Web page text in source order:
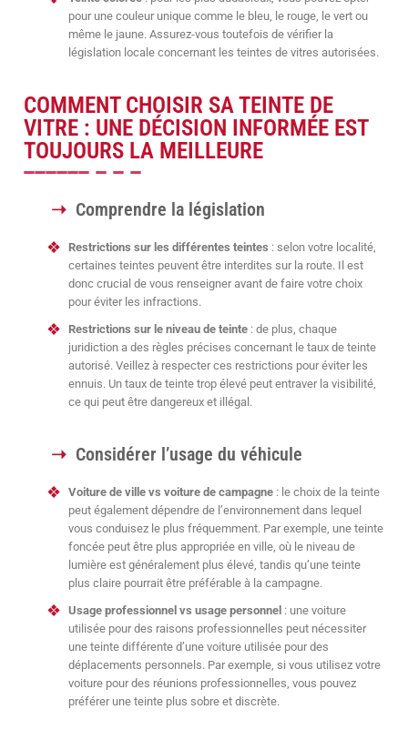
pour une couleur unique comme le bleu, le rouge, le vert ou
même le jaune. Assurez-vous toutefois de vérifier la
législation locale concernant les teintes de vitres autorisées.
COMMENT CHOISIR SA TEINTE DE
VITRE : UNE DÉCISION INFORMÉE EST
TOUJOURS LA MEILLEURE
Comprendre la législation
Restrictions sur les différentes teintes : selon votre localité,
certaines teintes peuvent être interdites sur la route. Il est
donc crucial de vous renseigner avant de faire votre choix
pour éviter les infractions.
Restrictions sur le niveau de teinte : de plus, chaque
juridiction a des règles précises concernant le taux de teinte
autorisé. Veillez à respecter ces restrictions pour éviter les
ennuis. Un taux de teinte trop élevé peut entraver la visibilité,
ce qui peut être dangereux et illégal.
Considérer l’usage du véhicule
Voiture de ville vs voiture de campagne : le choix de la teinte
peut également dépendre de l’environnement dans lequel
vous conduisez le plus fréquemment. Par exemple, une teinte
foncée peut être plus appropriée en ville, où le niveau de
lumière est généralement plus élevé, tandis qu’une teinte
plus claire pourrait être préférable à la campagne.
Usage professionnel vs usage personnel : une voiture
utilisée pour des raisons professionnelles peut nécessiter
une teinte différente d’une voiture utilisée pour des
déplacements personnels. Par exemple, si vous utilisez votre
voiture pour des réunions professionnelles, vous pouvez
préférer une teinte plus sobre et discrète.